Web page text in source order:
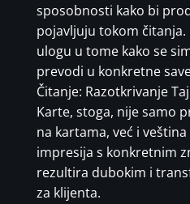
sposobnosti kako bi
pojavljuju tokom
ulogu u tome kako se
prevodi u konkretne
Čitanje: Razotkrivanje
Karte, stoga, nije samo
na kartama, već i
impresija s konkretnim
rezultira dubokim i
za klijenta.